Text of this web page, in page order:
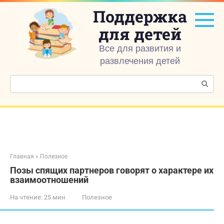
Перейти
контенту
Поддержка
для детей
Все для развития и
развлечения детей
Поиск:
Главная » Полезное
Позы спящих партнеров говорят о характере их
взаимоотношений
На чтение: 25 мин Полезное